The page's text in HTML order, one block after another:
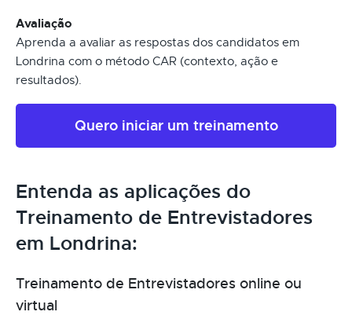
Avaliação
Aprenda a avaliar as respostas dos candidatos em
Londrina com o método CAR (contexto, ação e
resultados).
Quero iniciar um treinamento
Entenda as aplicações do
Treinamento de Entrevistadores
em Londrina:
Treinamento de Entrevistadores online ou
virtual